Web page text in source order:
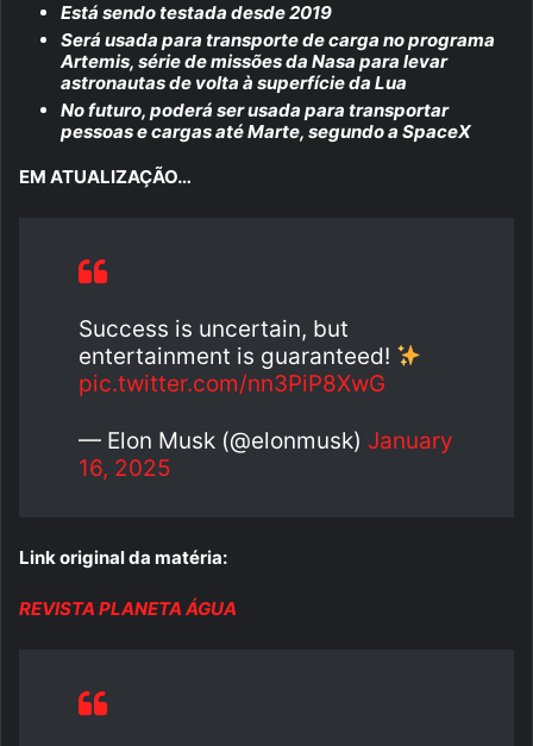
Está sendo testada desde 2019
Será usada para transporte de carga no programa
Artemis, série de missões da Nasa para levar
astronautas de volta à superfície da Lua
No futuro, poderá ser usada para transportar
pessoas e cargas até Marte, segundo a SpaceX
EM ATUALIZAÇÃO…
Success is uncertain, but
entertainment is guaranteed!
pic.twitter.com/nn3PiP8XwG
— Elon Musk (@elonmusk) January
16, 2025
Link original da matéria:
REVISTA PLANETA ÁGUA